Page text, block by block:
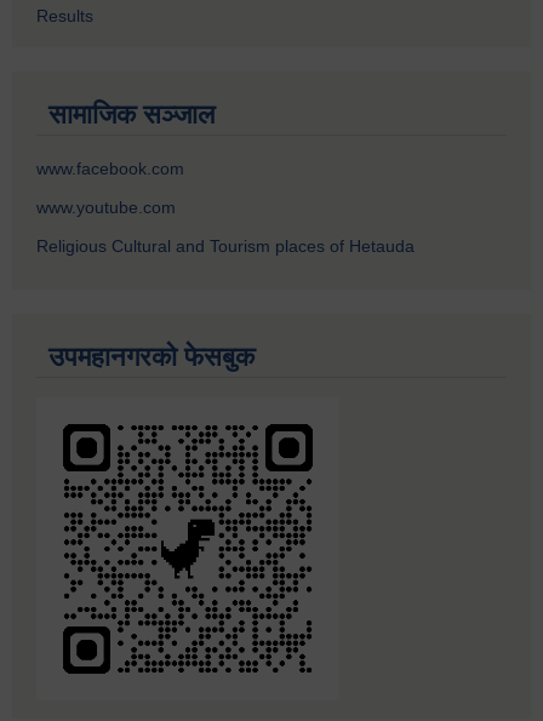
Results
सामाजिक सञ्जाल
www.facebook.com
www.youtube.com
Religious Cultural and Tourism places of Hetauda
उपमहानगरको फेसबुक